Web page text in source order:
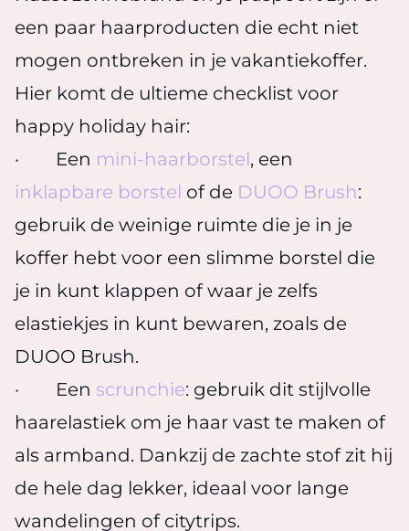
een paar haarproducten die echt niet
mogen ontbreken in je vakantiekoffer.
Hier komt de ultieme checklist voor
happy holiday hair:
· Een mini-haarborstel, een
inklapbare borstel of de DUOO Brush:
gebruik de weinige ruimte die je in je
koffer hebt voor een slimme borstel die
je in kunt klappen of waar je zelfs
elastiekjes in kunt bewaren, zoals de
DUOO Brush.
· Een scrunchie: gebruik dit stijlvolle
haarelastiek om je haar vast te maken of
als armband. Dankzij de zachte stof zit hij
de hele dag lekker, ideaal voor lange
wandelingen of citytrips.